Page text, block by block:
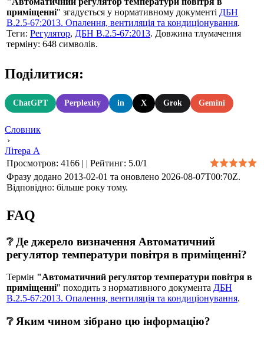
приміщенні" згадується у нормативному документі ДБН
В.2.5-67:2013. Опалення, вентиляція та кондиціонування.
Теги: Регулятор, ДБН В.2.5-67:2013. Довжина тлумачення
терміну: 648 символів.
Поділитися:
ChatGPT Perplexity in X Grok Gemini
Словник
›
Літера А
Просмотров: 4166 | | Рейтинг: 5.0/1
Фразу додано 2013-02-01 та оновлено 2026-08-07T00:70Z.
Відповідно: більше року тому.
FAQ
❔ Де джерело визначення Автоматичний
регулятор температури повітря в приміщенні?
Термін "Автоматичний регулятор температури повітря в
приміщенні" походить з нормативного документа ДБН
В.2.5-67:2013. Опалення, вентиляція та кондиціонування.
❔ Яким чином зібрано цю інформацію?